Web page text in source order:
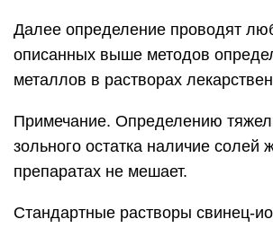
Далее определение проводят
описанных выше методов
металлов в растворах
Примечание. Определению
зольного остатка наличие солей
препаратах не мешает.
Стандартные растворы свинец-